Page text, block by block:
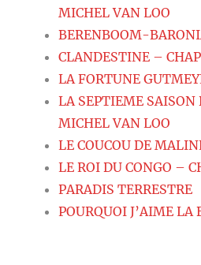
MICHEL VAN LOO
BERENBOOM-
CLANDESTINE –
LA FORTUNE
LA SEPTIEME SAISON
MICHEL VAN LOO
LE COUCOU DE
LE ROI DU CONGO –
PARADIS TERRESTRE
POURQUOI J’AIME LA